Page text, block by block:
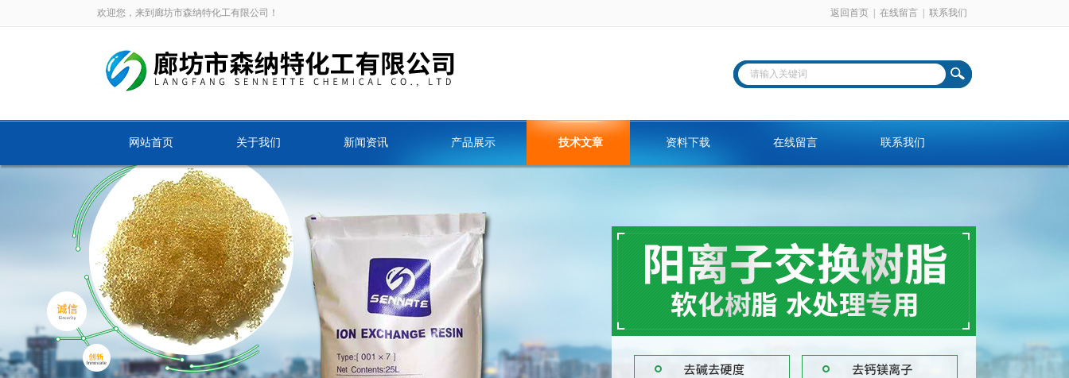
欢迎您，来到廊坊市森纳特化工有限公司！ 返回首页 在线留言 联系我们
网站首页 关于我们 新闻资讯 产品展示 技术文章 资料下载 在线留言 联系我们